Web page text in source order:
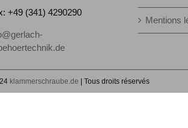
+49 (341) 4290290
Mentions
klammerschraube.de | Tous droits réservés